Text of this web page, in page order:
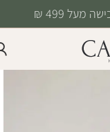
499 ₪